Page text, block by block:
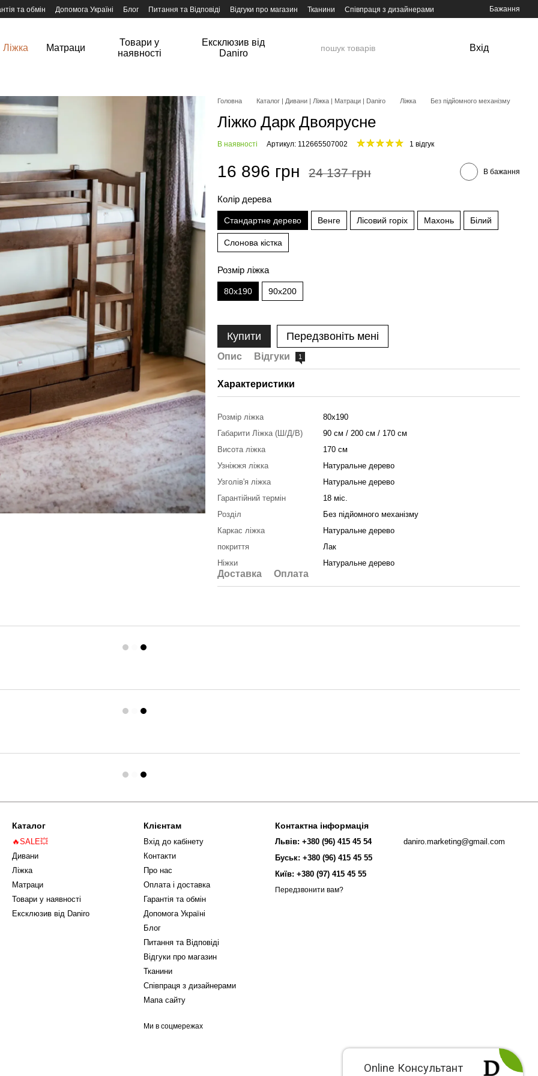
та обмін Допомога Україні Блог Питання та Відповіді Відгуки про магазин Тканини Співпраця з дизайнерами Бажання
Ліжка Матраци
Товари у
наявності
Ексклюзив від
Daniro
Вхід
Головна Каталог | Дивани | Ліжка | Матраци | Daniro Ліжка Без підйомного механізму
Ліжко Дарк Двоярусне
В наявності Артикул: 112665507002 1 відгук
16 896 грн 24 137 грн В бажання
Колір дерева
Стандартне дерево Венге Лісовий горіх Махонь Білий
Слонова кістка
Розмір ліжка
80x190 90x200
Купити Передзвоніть мені
Опис Відгуки 1
Характеристики
Розмір ліжка
80x190
Габарити Ліжка (Ш/Д/В)
90 см / 200 см / 170 см
Висота ліжка
170 см
Узніжжя ліжка
Натуральне дерево
Узголів'я ліжка
Натуральне дерево
Гарантійний термін
18 міс.
Розділ
Без підйомного механізму
Каркас ліжка
Натуральне дерево
покриття
Лак
Ніжки
Натуральне дерево
Доставка Оплата
Каталог
🔥SALE💥
Дивани
Ліжка
Матраци
Товари у наявності
Ексклюзив від Daniro
Клієнтам
Вхід до кабінету
Контакти
Про нас
Оплата і доставка
Гарантія та обмін
Допомога Україні
Блог
Питання та Відповіді
Відгуки про магазин
Тканини
Співпраця з дизайнерами
Мапа сайту
Ми в соцмережах
Контактна інформація
Львів: +380 (96) 415 45 54
Буськ: +380 (96) 415 45 55
Київ: +380 (97) 415 45 55
Передзвонити вам?
daniro.marketing@gmail.com